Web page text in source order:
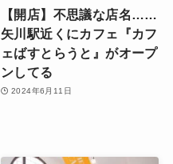
【開店】不思議な店名……
矢川駅近くにカフェ『カフ
ェばすとらうと』がオープ
ンしてる
2024年6月11日